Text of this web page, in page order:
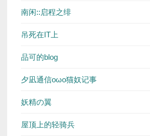
南闲::启程之绯
吊死在IT上
品可的blog
夕凪通信oωo猫奴记事
妖精の翼
屋顶上的轻骑兵